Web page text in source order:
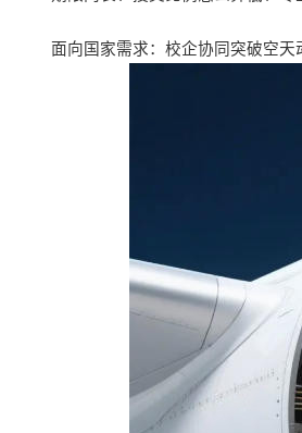
面向国家需求：校企协同突破空天